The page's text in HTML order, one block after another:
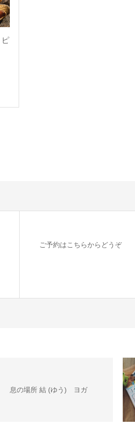
ご予約はこちらからどうぞ
息の場所 結 (ゆう) ヨガ